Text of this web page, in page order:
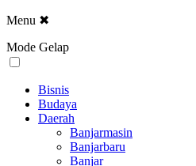
Menu ✖
Mode Gelap
Bisnis
Budaya
Daerah
Banjarmasin
Banjarbaru
Banjar